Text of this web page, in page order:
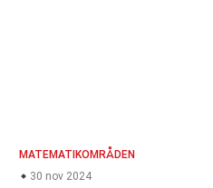
MATEMATIKOMRÅDEN
30 nov 2024